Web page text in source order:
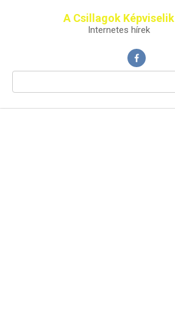
A Csillagok Képviselik
Internetes hírek
Поиск: